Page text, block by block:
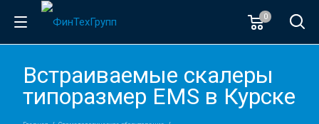
0
Встраиваемые скалеры
типоразмер EMS в Курске